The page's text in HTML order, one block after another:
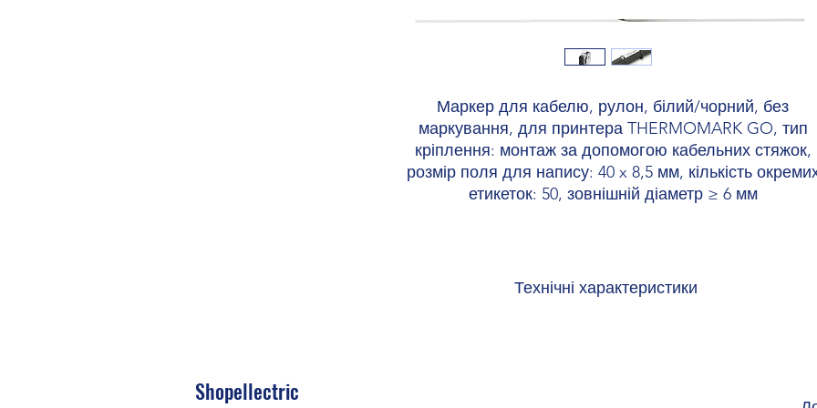
Маркер для кабелю, рулон, білий/чорний, без
маркування, для принтера THERMOMARK GO, тип
кріплення: монтаж за допомогою кабельних стяжок,
розмір поля для напису: 40 x 8,5 мм, кількість
етикеток: 50, зовнішній діаметр ≥ 6 мм
Технічні характеристики
Shopellectric